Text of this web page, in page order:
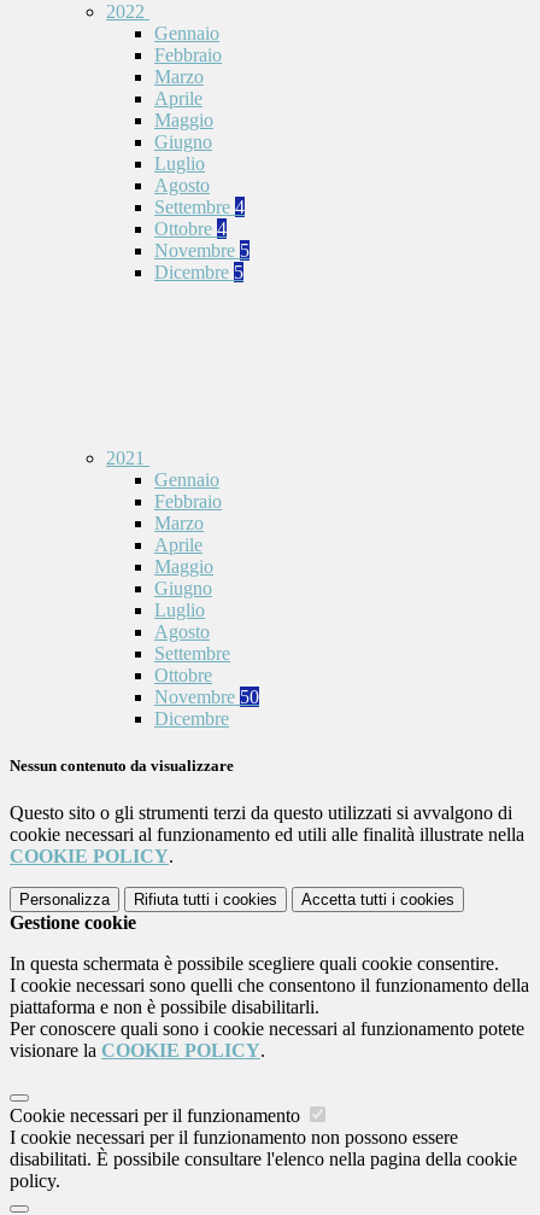
2022
Gennaio
Febbraio
Marzo
Aprile
Maggio
Giugno
Luglio
Agosto
Settembre 4
Ottobre 4
Novembre 5
Dicembre 5
2021
Gennaio
Febbraio
Marzo
Aprile
Maggio
Giugno
Luglio
Agosto
Settembre
Ottobre
Novembre 50
Dicembre
Nessun contenuto da visualizzare
Questo sito o gli strumenti terzi da questo utilizzati si avvalgono di
cookie necessari al funzionamento ed utili alle finalità illustrate nella
COOKIE POLICY.
Personalizza Rifiuta tutti i cookies Accetta tutti i cookies
Gestione cookie
In questa schermata è possibile scegliere quali cookie consentire.
I cookie necessari sono quelli che consentono il funzionamento della
piattaforma e non è possibile disabilitarli.
Per conoscere quali sono i cookie necessari al funzionamento potete
visionare la COOKIE POLICY.
Cookie necessari per il funzionamento
I cookie necessari per il funzionamento non possono essere
disabilitati. È possibile consultare l'elenco nella pagina della cookie
policy.